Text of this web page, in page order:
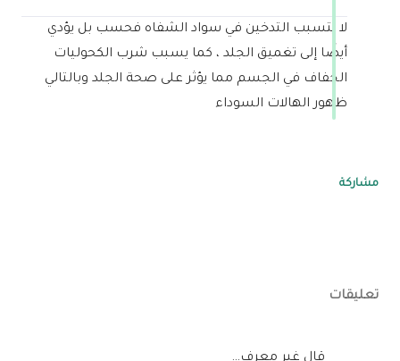
لا يتسبب التدخين في سواد الشفاه فحسب بل يؤدي
أيضًا إلى تغميق الجلد ، كما يسبب شرب الكحوليات
الجفاف في الجسم مما يؤثر على صحة الجلد وبالتالي
ظهور الهالات السوداء
مشاركة
تعليقات
‏قال غير معرف…